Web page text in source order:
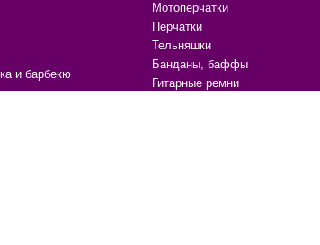
и барбекю
Мотоперчатки
Перчатки
Тельняшки
Банданы, баффы
Гитарные ремни